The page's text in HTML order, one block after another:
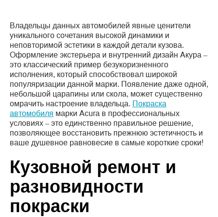
Владельцы данных автомобилей явные ценители
уникального сочетания высокой динамики и
неповторимой эстетики в каждой детали кузова.
Оформление экстерьера и внутренний дизайн Акура –
это классический пример безукоризненного
исполнения, который способствовал широкой
популяризации данной марки. Появление даже одной,
небольшой царапины или скола, может существенно
омрачить настроение владельца. Покраска
автомобиля марки Acura в профессиональных
условиях – это единственно правильное решение,
позволяющее восстановить прежнюю эстетичность и
ваше душевное равновесие в самые короткие сроки!
Кузовной ремонт и
разновидности
покраски